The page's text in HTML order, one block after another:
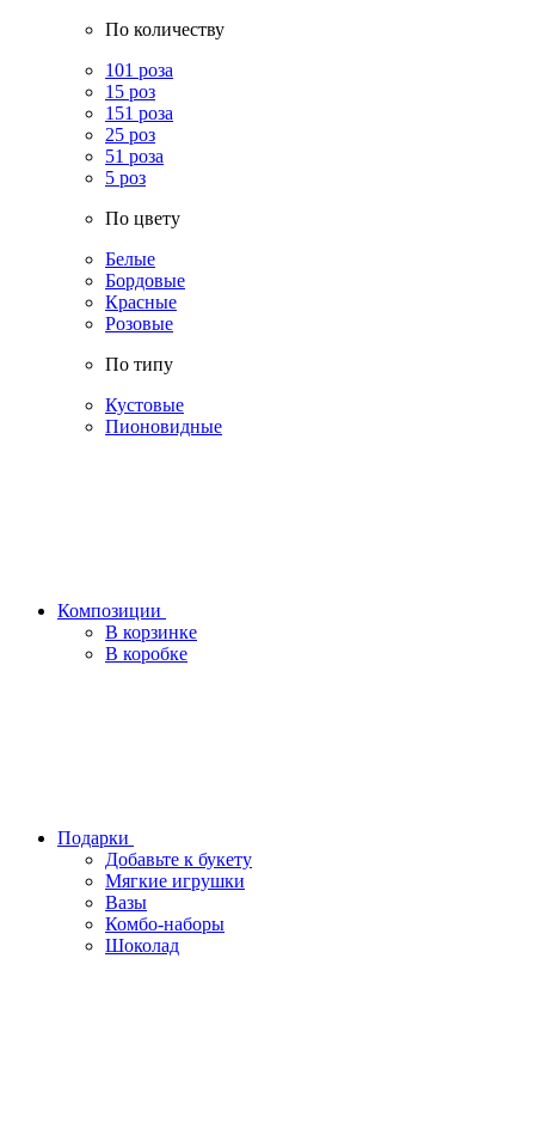
По количеству
101 роза
15 роз
151 роза
25 роз
51 роза
5 роз
По цвету
Белые
Бордовые
Красные
Розовые
По типу
Кустовые
Пионовидные
Композиции
В корзинке
В коробке
Подарки
Добавьте к букету
Мягкие игрушки
Вазы
Комбо-наборы
Шоколад